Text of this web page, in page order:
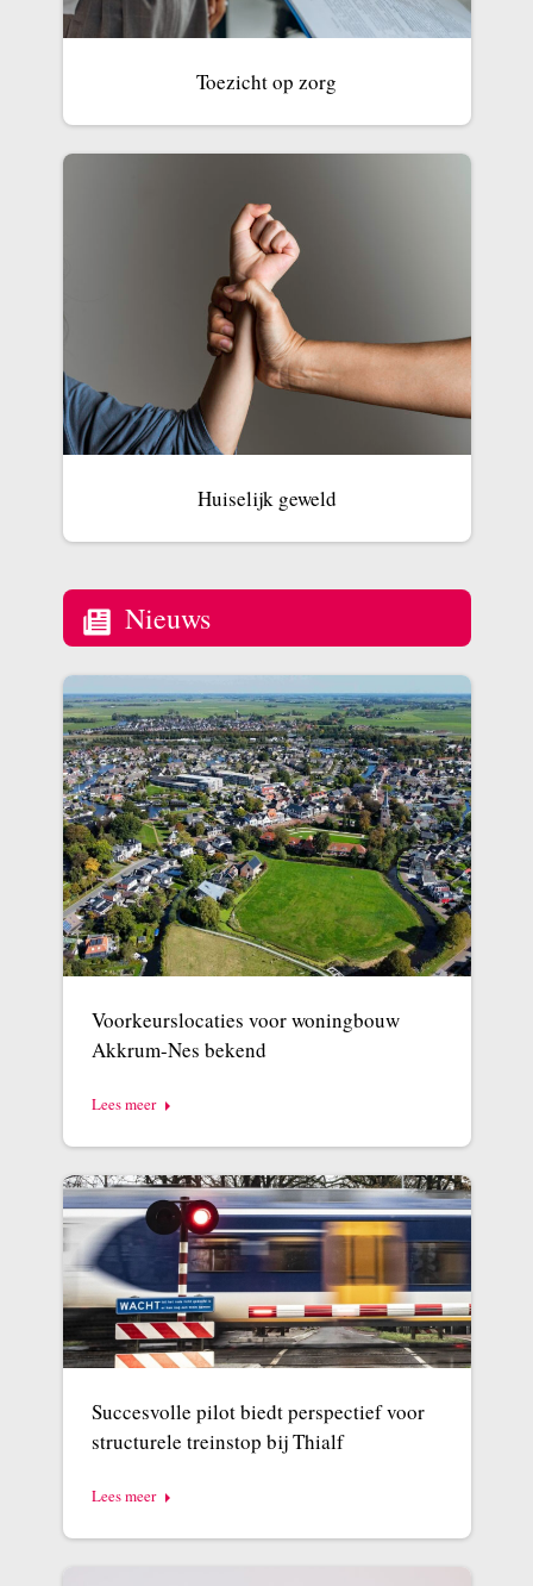
Toezicht op zorg
Huiselijk geweld
Nieuws
Voorkeurslocaties voor woningbouw
Akkrum-Nes bekend
Lees meer
Succesvolle pilot biedt perspectief voor
structurele treinstop bij Thialf
Lees meer